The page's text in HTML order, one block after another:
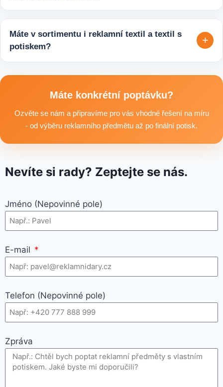
tisíců kusů pro firmy, eventy, gastro provozy nebo dlouhodobé
reklamní kampaně. Připravíme ideální řešení podle rozpočtu,
Máte v sortimentu i reklamní textil a textil s
potiskem?
+
textilní produkty vhodné pro branding, promo akce i firemní
Máte konkrétní poptávku?
Ozvěte se nám a připravíme pro vás vhodné řešení na míru
- od výběru reklamního předmětu až po finální potisk.
Nevíte si rady? Zeptejte se nás.
Jméno (Nepovinné pole)
E-mail
Telefon (Nepovinné pole)
Zpráva